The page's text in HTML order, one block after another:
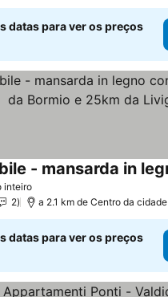
datas para ver os preços
inteiro
2 a 2.1 km de Centro da cidade
datas para ver os preços